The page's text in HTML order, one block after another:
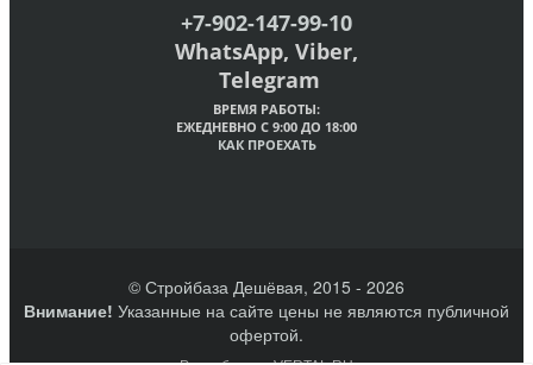
+7-902-147-99-10
WhatsApp, Viber,
Telegram
ВРЕМЯ РАБОТЫ:
ЕЖЕДНЕВНО С 9:00 ДО 18:00
КАК ПРОЕХАТЬ
© Стройбаза Дешёвая, 2015 - 2026
Внимание! Указанные на сайте цены не являются публичной
офертой.